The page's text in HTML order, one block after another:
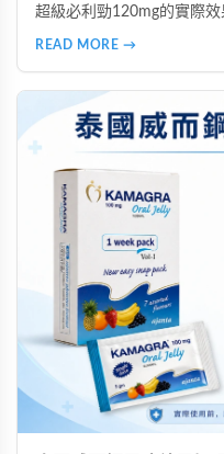
超級必利勁120mg的實際
READ MORE →